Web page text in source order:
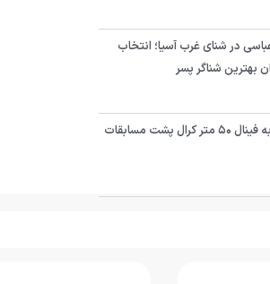
در شنای غرب آسیا؛ انتخاب
بهترین شناگر پسر
صعود هومر عباسی به فینال ۵۰ متر کرال پشت مسابقات